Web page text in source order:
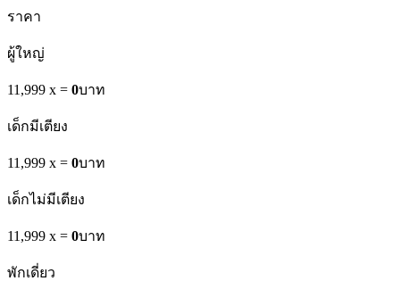
ราคา
ผู้ใหญ่
11,999 x = 0บาท
เด็กมีเตียง
11,999 x = 0บาท
เด็กไม่มีเตียง
11,999 x = 0บาท
พักเดี่ยว